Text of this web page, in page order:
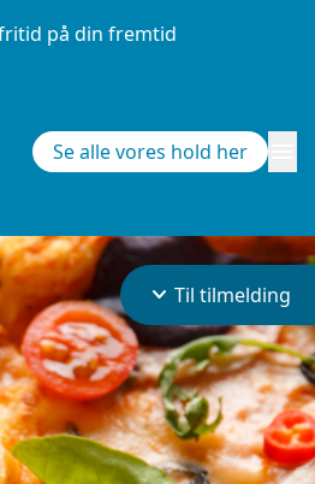
på din fremtid
Se alle vores hold her
keyboard_arrow_down Til tilmelding